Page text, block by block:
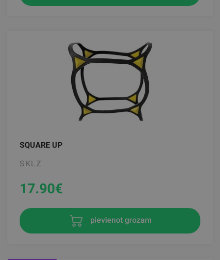
SQUARE UP
SKLZ
17.90€
pievienot grozam